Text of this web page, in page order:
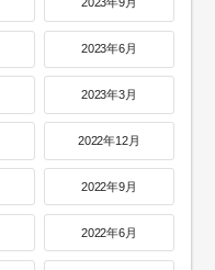
2023年6月
2023年3月
2022年12月
2022年9月
2022年6月